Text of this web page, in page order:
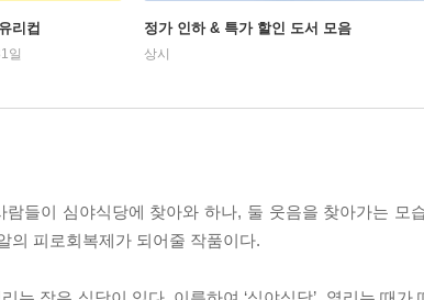
리컵
일
정가 인하 & 특가 할인 도서 모음
상시
람들이 심야식당에 찾아와 하나, 둘 웃음을 찾아가는
의 피로회복제가 되어줄 작품이다.